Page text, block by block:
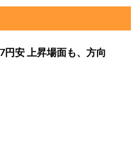
円安 上昇場面も、方向